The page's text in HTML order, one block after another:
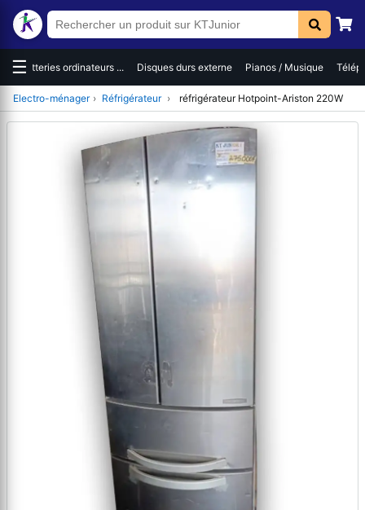
☰Batteries ordinateurs ... Disques durs externe Pianos / Musique
Electro-ménager › Réfrigérateur › réfrigérateur Hotpoint-Ariston 220W